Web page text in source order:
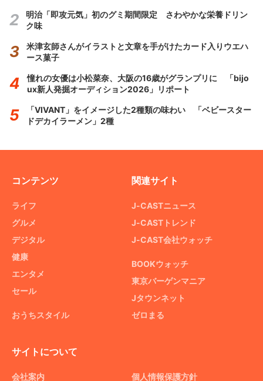
明治「即攻元気」初のグミ期間限定 さわやかな栄養ドリン
ク味
米津玄師さんがイラストと文章を手がけたカード入りウエハ
ース菓子
憧れの女優は小松菜奈、大阪の16歳がグランプリに 「bijo
ux新人発掘オーディション2026」リポート
「VIVANT」をイメージした2種類の味わい 「ベビースター
ドデカイラーメン」2種
コンテンツ
ライフ
グルメ
デジタル
健康
エンタメ
セール
おうちスタイル
関連サイト
J-CASTニュース
J-CASTトレンド
J-CAST会社ウォッチ
BOOKウォッチ
東京バーゲンマニア
Jタウンネット
ゼロまる
サイトについて
会社案内 個人情報保護方針